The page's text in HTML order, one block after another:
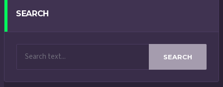
SEARCH
SEARCH